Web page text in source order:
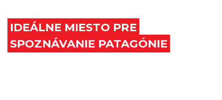
IDEÁLNE MIESTO PRE
SPOZNÁVANIE PATAGÓNIE